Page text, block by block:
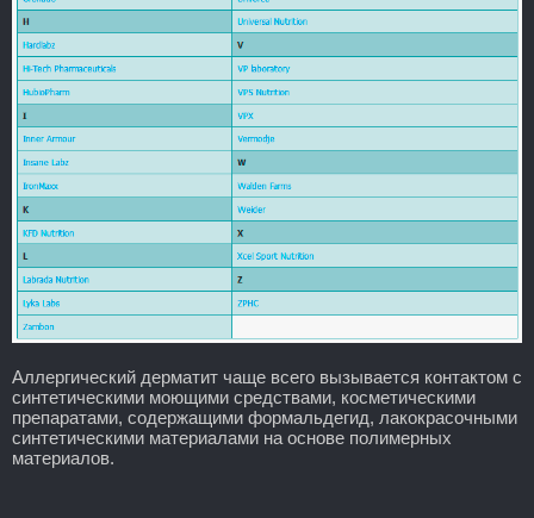
Аллергический дерматит чаще всего вызывается контактом с
синтетическими моющими средствами, косметическими
препаратами, содержащими формальдегид, лакокрасочными
синтетическими материалами на основе полимерных
материалов.